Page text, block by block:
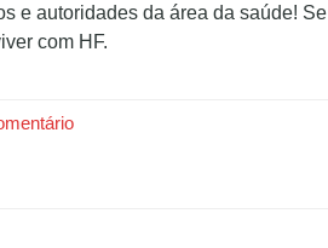
e autoridades da área da saúde! Se
com HF.